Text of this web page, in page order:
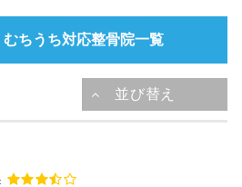
ちうち対応整骨院一覧